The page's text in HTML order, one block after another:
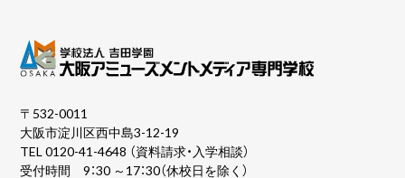
〒532-0011
大阪市淀川区西中島3-12-19
TEL0120-41-4648 （資料請求・入学相談）
受付時間 9：30 ～17：30（休校日を除く）